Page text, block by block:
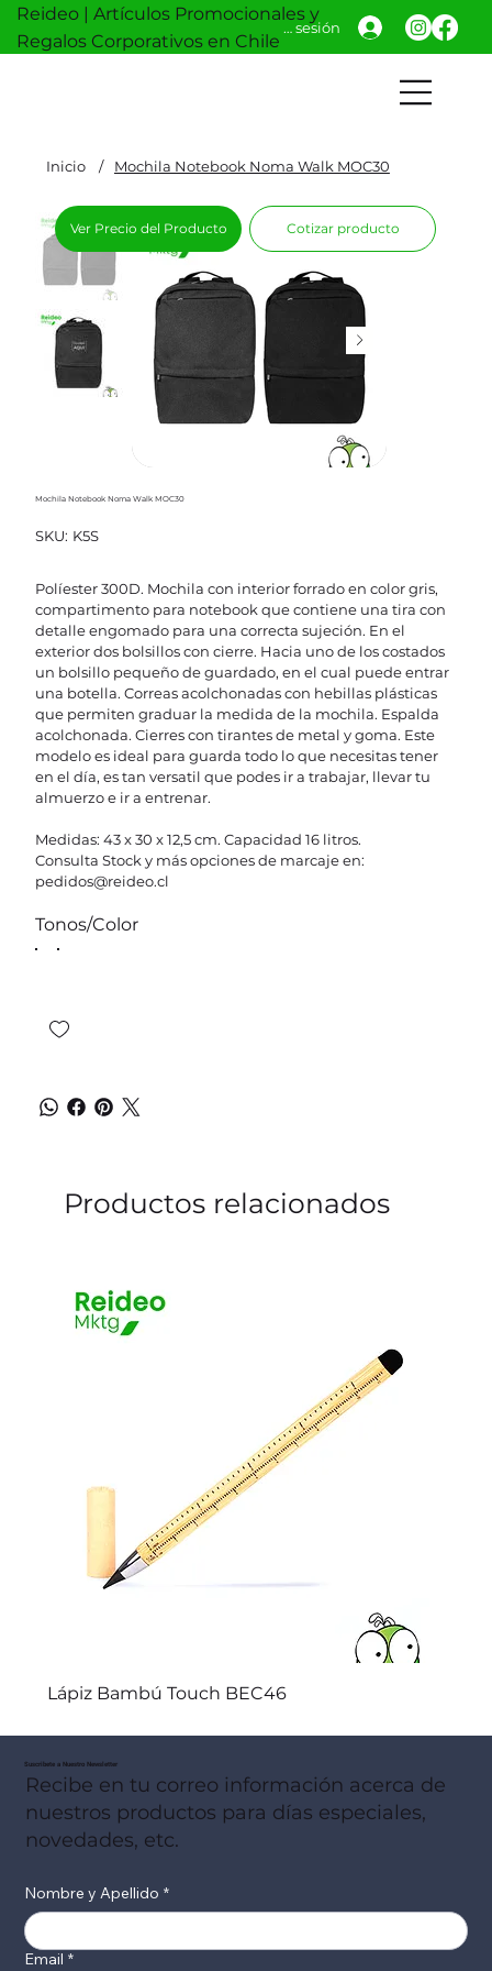
Reideo | Artículos Promocionales y
Regalos Corporativos en Chile
Iniciar sesión
Inicio / Mochila Notebook Noma Walk MOC30
Mochila Notebook Noma Walk MOC30
SKU: SKU
K5S
K5S
Políester 300D. Mochila con interior forrado en color gris,
compartimento para notebook que contiene una tira con
detalle engomado para una correcta sujeción. En el
exterior dos bolsillos con cierre. Hacia uno de los costados
un bolsillo pequeño de guardado, en el cual puede entrar
una botella. Correas acolchonadas con hebillas plásticas
que permiten graduar la medida de la mochila. Espalda
acolchonada. Cierres con tirantes de metal y goma. Este
modelo es ideal para guarda todo lo que necesitas tener
en el día, es tan versatil que podes ir a trabajar, llevar tu
almuerzo e ir a entrenar.
Medidas: 43 x 30 x 12,5 cm. Capacidad 16 litros.
Consulta Stock y más opciones de marcaje en:
pedidos@reideo.cl
Tonos/Color
Ver Precio del Producto Cotizar producto
Productos relacionados
Lápiz Bambú Touch BEC46
Suscribete a Nuestro Newsletter
Recibe en tu correo información acerca de
nuestros productos para días especiales,
novedades, etc.
Nombre y Apellido *
Email *